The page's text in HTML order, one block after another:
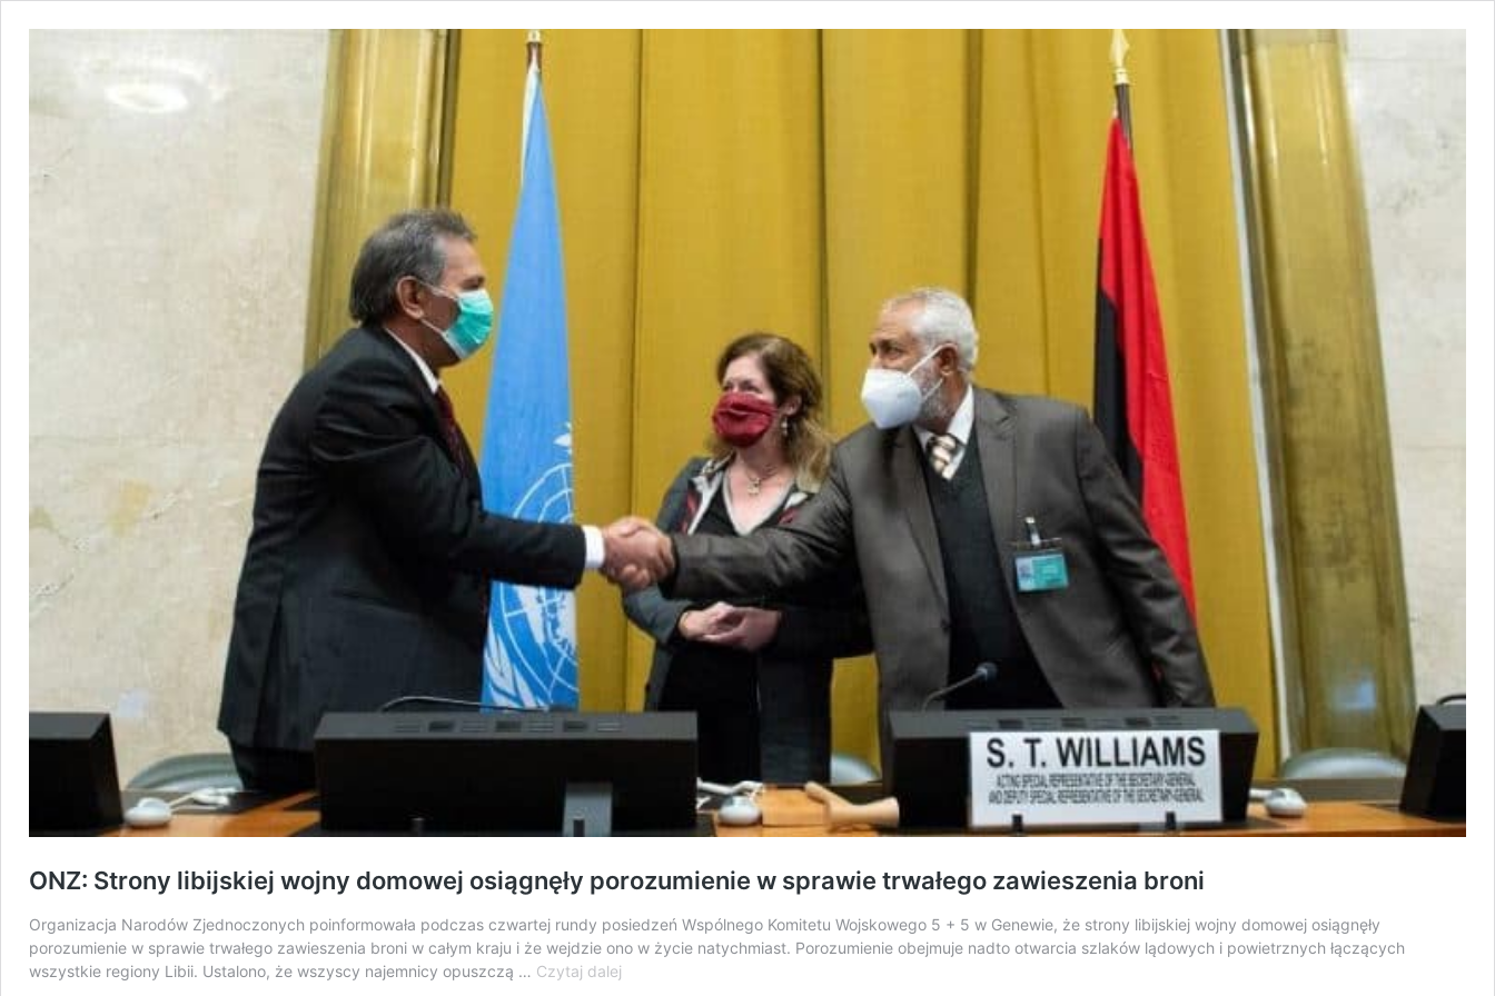
ONZ: Strony libijskiej wojny domowej osiągnęły porozumienie w sprawie trwałego zawieszenia broni
Organizacja Narodów Zjednoczonych poinformowała podczas czwartej rundy posiedzeń Wspólnego Komitetu Wojskowego 5 + 5 w Genewie, że strony libijskiej wojny domowej osiągnęły
porozumienie w sprawie trwałego zawieszenia broni w całym kraju i że wejdzie ono w życie natychmiast. Porozumienie obejmuje nadto otwarcia szlaków lądowych i powietrznych łączących
wszystkie regiony Libii. Ustalono, że wszyscy najemnicy opuszczą … Czytaj dalej